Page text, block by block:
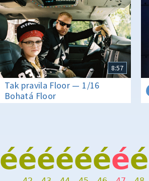
8:57
Tak pravila Floor — 1/16
Bohatá Floor
éééééééé